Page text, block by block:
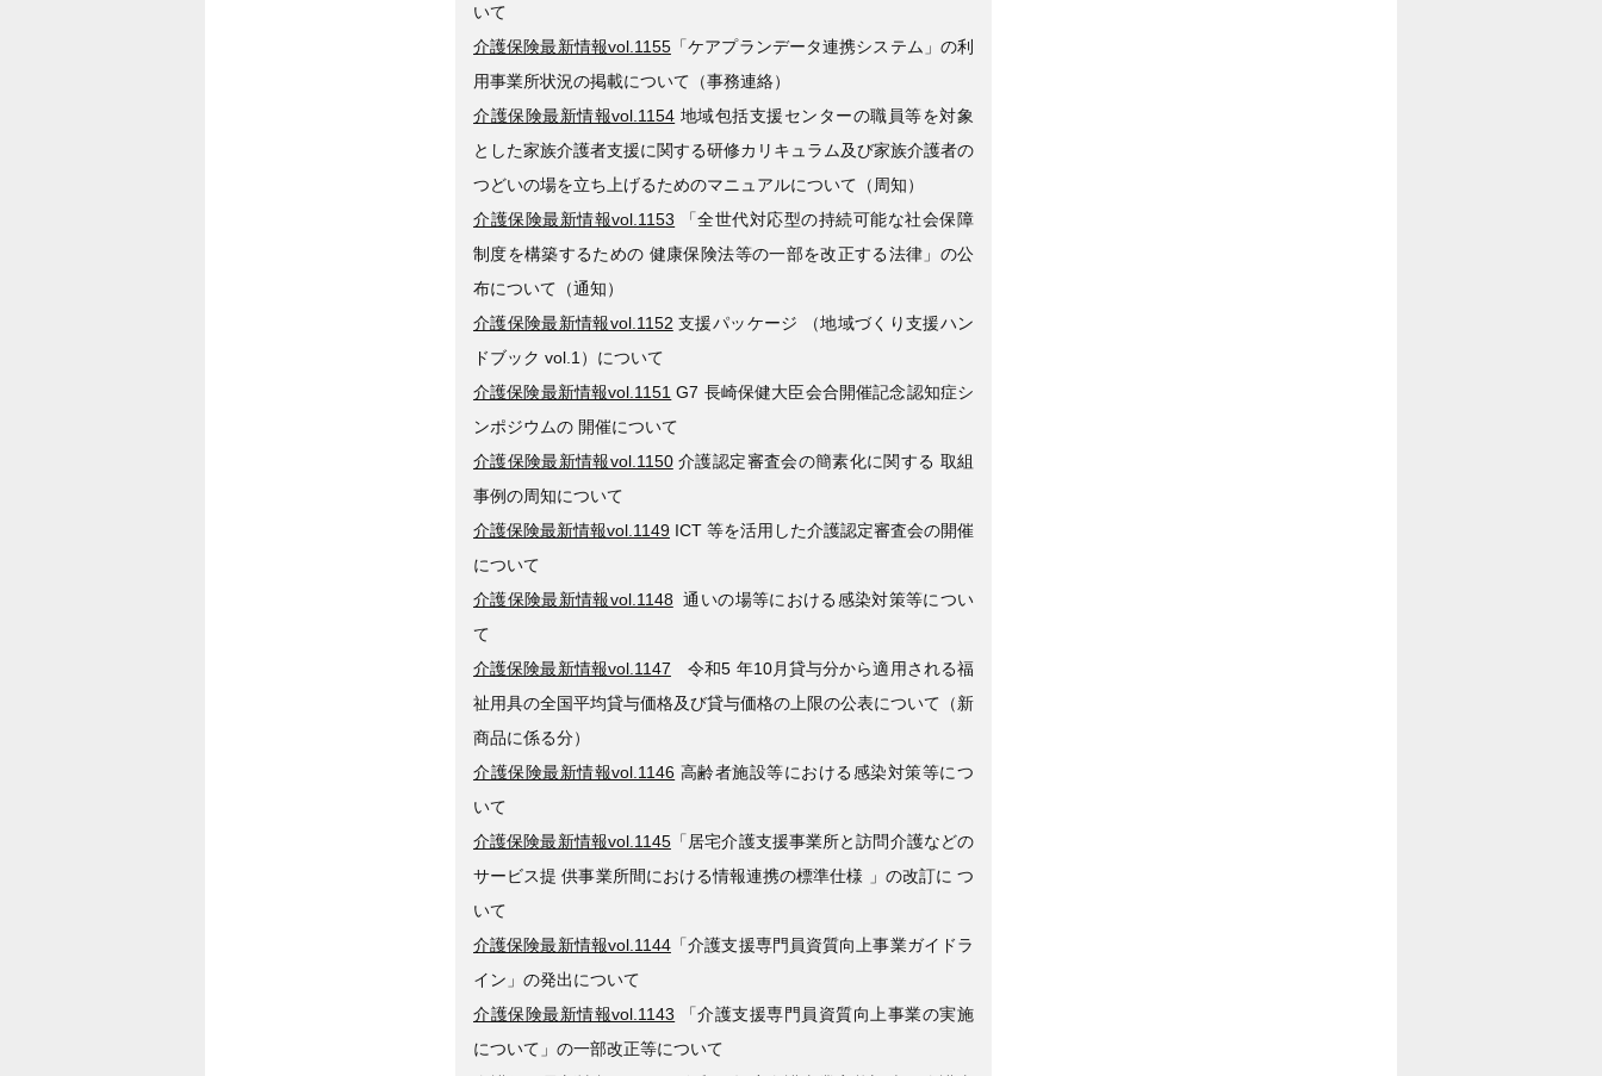
いて
介護保険最新情報vol.1155「ケアプランデータ連携システム」の利
用事業所状況の掲載について（事務連絡）
介護保険最新情報vol.1154 地域包括支援センターの職員等を対象
とした家族介護者支援に関する研修カリキュラム及び家族介護者の
つどいの場を立ち上げるためのマニュアルについて（周知）
介護保険最新情報vol.1153 「全世代対応型の持続可能な社会保障
制度を構築するための 健康保険法等の一部を改正する法律」の公
布について（通知）
介護保険最新情報vol.1152 支援パッケージ （地域づくり支援ハン
ドブック vol.1）について
介護保険最新情報vol.1151 G7 長崎保健大臣会合開催記念認知症シ
ンポジウムの 開催について
介護保険最新情報vol.1150介護認定審査会の簡素化に関する 取組
事例の周知について
介護保険最新情報vol.1149 ICT 等を活用した介護認定審査会の開催
について
介護保険最新情報vol.1148 通いの場等における感染対策等につい
て
介護保険最新情報vol.1147 令和5 年10月貸与分から適用される福
祉用具の全国平均貸与価格及び貸与価格の上限の公表について（新
商品に係る分）
介護保険最新情報vol.1146 高齢者施設等における感染対策等につ
いて
介護保険最新情報vol.1145「居宅介護支援事業所と訪問介護などの
サービス提 供事業所間における情報連携の標準仕様 」の改訂に つ
いて
介護保険最新情報vol.1144「介護支援専門員資質向上事業ガイドラ
イン」の発出について
介護保険最新情報vol.1143 「介護支援専門員資質向上事業の実施
について」の一部改正等について